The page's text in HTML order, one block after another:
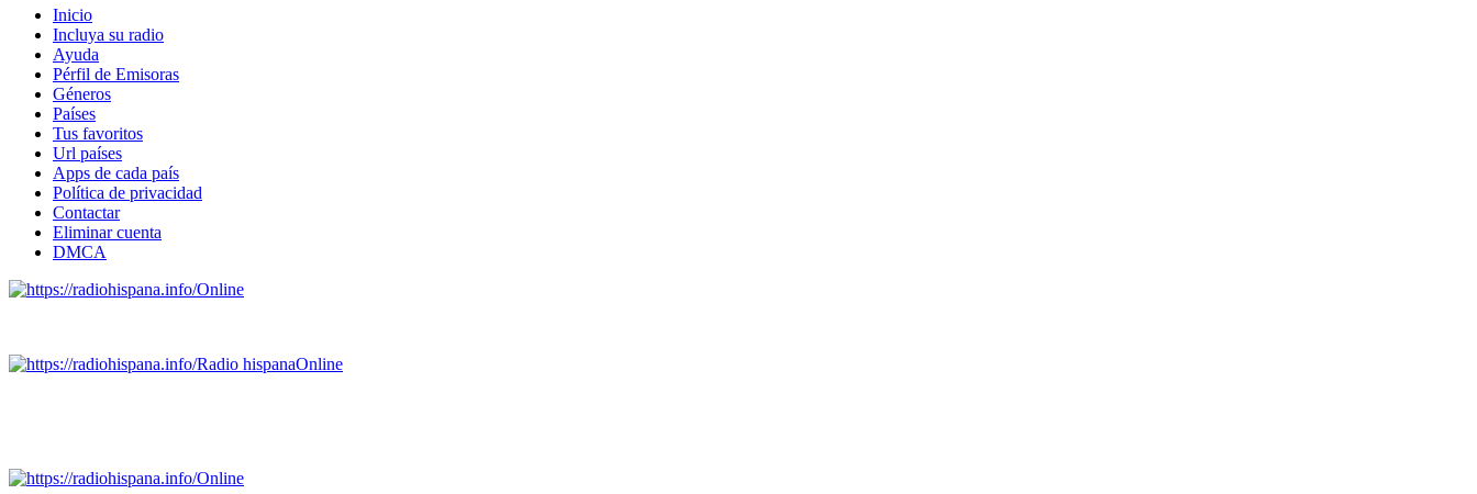
Inicio
Incluya su radio
Ayuda
Pérfil de Emisoras
Géneros
Países
Tus favoritos
Url países
Apps de cada país
Política de privacidad
Contactar
Eliminar cuenta
DMCA
Online
Radio hispanaOnline
Online